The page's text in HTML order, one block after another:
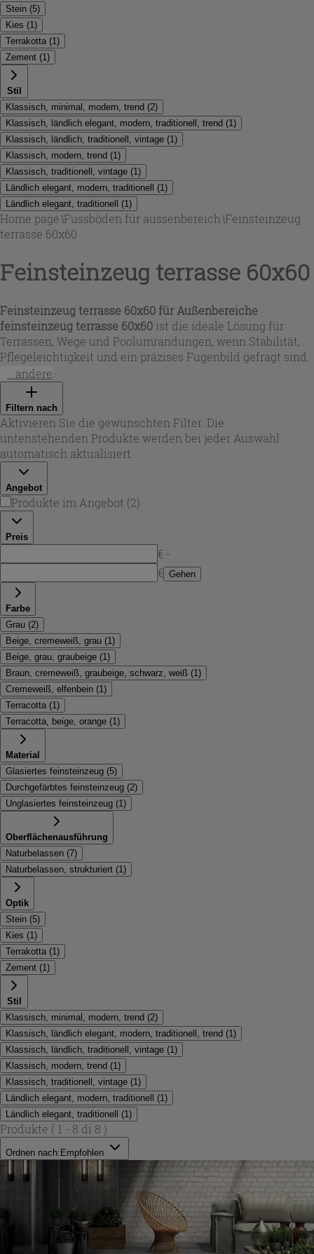
Stein (5)
Kies (1)
Terrakotta (1)
Zement (1)
Stil
Klassisch, minimal, modern, trend (2)
Klassisch, ländlich elegant, modern, traditionell, trend (1)
Klassisch, ländlich, traditionell, vintage (1)
Klassisch, modern, trend (1)
Klassisch, traditionell, vintage (1)
Ländlich elegant, modern, traditionell
(1)
Ländlich elegant, traditionell
(1)
Home page\Fussböden für aussenbereich \Feinsteinzeug
terrasse 60x60
Feinsteinzeug terrasse 60x60
Feinsteinzeug terrasse 60x60 für Außenbereiche
feinsteinzeug terrasse 60x60 ist die ideale Lösung für
Terrassen, Wege und Poolumrandungen, wenn Stabilität,
Pflegeleichtigkeit und ein präzises Fugenbild gefragt sind.
In dieser Auswahl findest du 60x60-Platten aus robustem
Feinsteinzeug mit 20 mm Stärke, rektifizierten Kanten und
matter Oberfläche – entwickelt für den Außenbereich.
Dank rutschhemmender Eigenschaften (R11) eignen sich
diesekeramikplatten terrasse 60x60sowohl für private
Gärten als auch für stärker frequentierte Zonen.
...andere
Filtern nach
Aktivieren Sie die gewünschten Filter. Die
untenstehenden Produkte werden bei jeder Auswahl
automatisch aktualisiert.
Angebot
Produkte im Angebot (2)
Preis
€ -
€ Gehen
Farbe
Grau (2)
Beige, cremeweiß, grau (1 )
Beige, grau, graubeige (1 )
Braun, cremeweiß, graubeige, schwarz, weiß (1 )
Cremeweiß, elfenbein (1 )
Terracotta (1 )
Terracotta, beige, orange (1 )
Material
Glasiertes feinsteinzeug (5)
Durchgefärbtes feinsteinzeug (2)
Unglasiertes feinsteinzeug (1 )
Oberflächenausführung
Naturbelassen (7)
Naturbelassen, strukturiert (1 )
Optik
Stein (5)
Kies (1 )
Terrakotta (1 )
Zement (1 )
Stil
Klassisch, minimal, modern, trend (2)
Klassisch, ländlich elegant, modern, traditionell, trend (1 )
Klassisch, ländlich, traditionell, vintage (1 )
Klassisch, modern, trend (1 )
Klassisch, traditionell, vintage (1 )
Ländlich elegant, modern, traditionell
(1 )
Ländlich elegant, traditionell
(1 )
Produkte ( 1 - 8 di 8 )
Ordnen nach: Empfohlen